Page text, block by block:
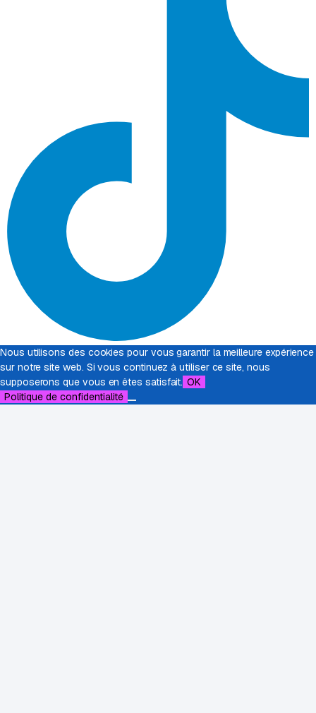
Nous utilisons des cookies pour vous garantir la meilleure expérience
sur notre site web. Si vous continuez à utiliser ce site, nous
supposerons que vous en êtes satisfait. OK
Politique de confidentialité